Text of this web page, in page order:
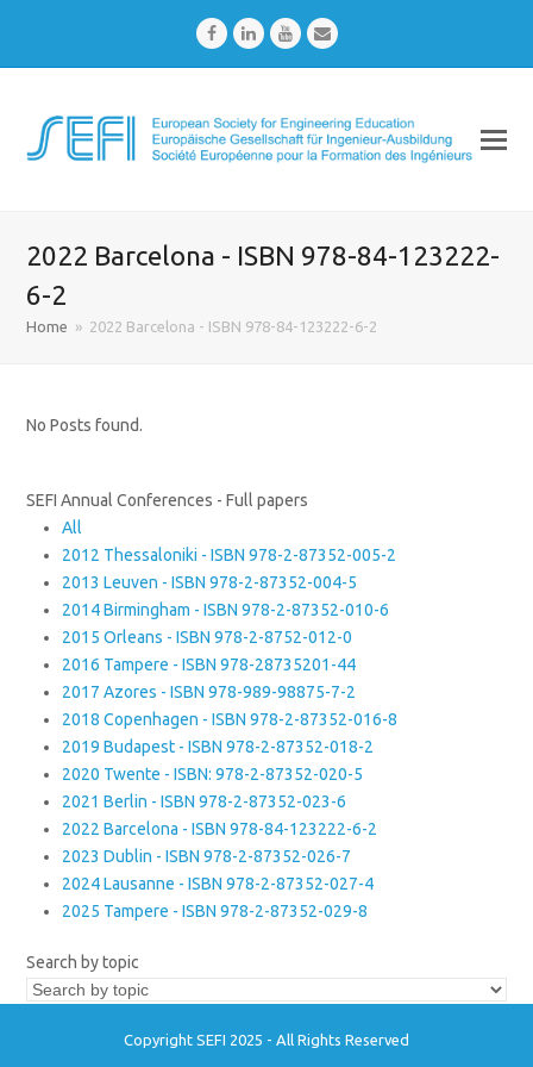
FacebookLinkedInYoutubeEmail
2022 Barcelona - ISBN 978-84-123222-
6-2
Home » 2022 Barcelona - ISBN 978-84-123222-6-2
No Posts found.
SEFI Annual Conferences - Full papers
All
2012 Thessaloniki - ISBN 978-2-87352-005-2
2013 Leuven - ISBN 978-2-87352-004-5
2014 Birmingham - ISBN 978-2-87352-010-6
2015 Orleans - ISBN 978-2-8752-012-0
2016 Tampere - ISBN 978-28735201-44
2017 Azores - ISBN 978-989-98875-7-2
2018 Copenhagen - ISBN 978-2-87352-016-8
2019 Budapest - ISBN 978-2-87352-018-2
2020 Twente - ISBN: 978-2-87352-020-5
2021 Berlin - ISBN 978-2-87352-023-6
2022 Barcelona - ISBN 978-84-123222-6-2
2023 Dublin - ISBN 978-2-87352-026-7
2024 Lausanne - ISBN 978-2-87352-027-4
2025 Tampere - ISBN 978-2-87352-029-8
Search by topic
Copyright SEFI 2025 - All Rights Reserved